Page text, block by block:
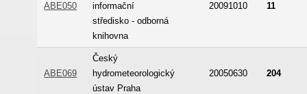
ABE050
informační
středisko - odborná
knihovna
20091010 11
ABE069
Český
hydrometeorologický
ústav Praha
20050630 204